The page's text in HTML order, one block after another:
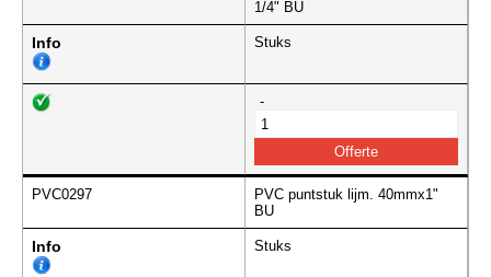
1/4" BU
Info Stuks
-
PVC0297
PVC puntstuk lijm. 40mmx1"
BU
Info Stuks